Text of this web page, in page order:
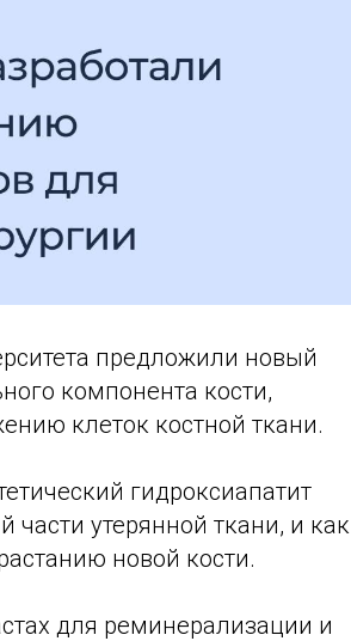
предложили новый
компонента кости,
клеток костной ткани.
гидроксиапатит
утерянной ткани, и как
новой кости.
для реминерализации и